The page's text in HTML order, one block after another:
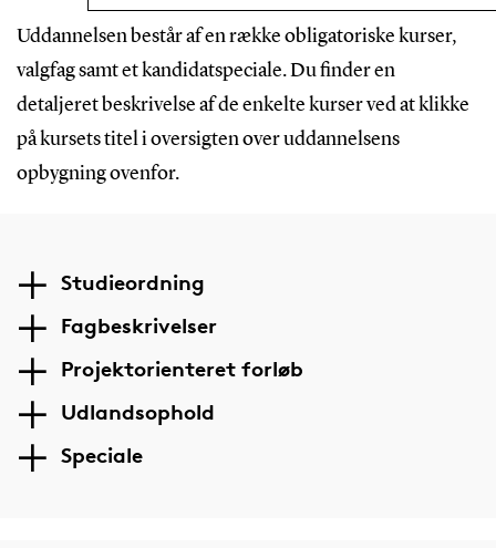
Uddannelsen består af en række obligatoriske kurser,
valgfag samt et kandidatspeciale. Du finder en
detaljeret beskrivelse af de enkelte kurser ved at klikke
på kursets titel i oversigten over uddannelsens
opbygning ovenfor.
Studieordning
Fagbeskrivelser
Projektorienteret forløb
Udlandsophold
Speciale